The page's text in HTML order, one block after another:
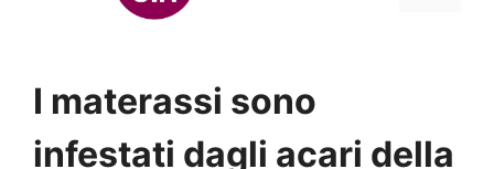
I materassi sono
infestati dagli acari della